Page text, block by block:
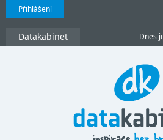
Přihlášení
Datakabinet Dnes